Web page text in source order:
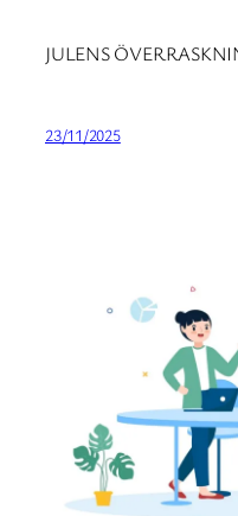
JULENS
23/11/2025